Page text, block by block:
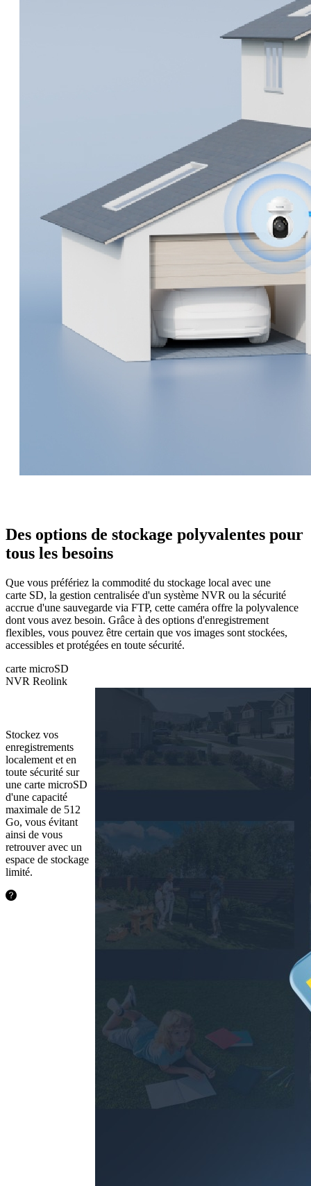
Des options de stockage polyvalentes pour
tous les besoins
Que vous préfériez la commodité du stockage local avec une
carte SD, la gestion centralisée d'un système NVR ou la sécurité
accrue d'une sauvegarde via FTP, cette caméra offre la polyvalence
dont vous avez besoin. Grâce à des options d'enregistrement
flexibles, vous pouvez être certain que vos images sont stockées,
accessibles et protégées en toute sécurité.
carte microSD
NVR Reolink
Stockez vos
enregistrements
localement et en
toute sécurité sur
une carte microSD
d'une capacité
maximale de 512
Go, vous évitant
ainsi de vous
retrouver avec un
espace de stockage
limité.